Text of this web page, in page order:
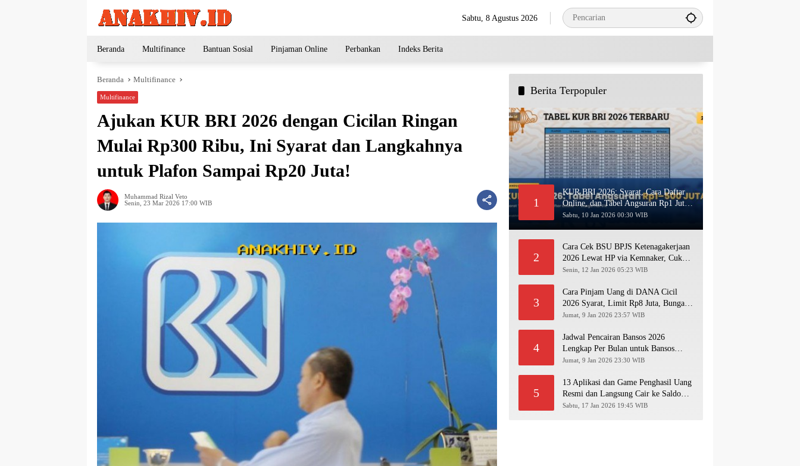
Sabtu, 8 Agustus 2026
Beranda Multifinance Bantuan Sosial Pinjaman Online Perbankan Indeks Berita
Beranda Multifinance
Multifinance
Ajukan KUR BRI 2026 dengan Cicilan Ringan
Mulai Rp300 Ribu, Ini Syarat dan Langkahnya
untuk Plafon Sampai Rp20 Juta!
Muhammad Rizal Veto
Senin, 23 Mar 2026 17:00 WIB
Berita Terpopuler
1
KUR BRI 2026: Syarat, Cara Daftar
Online, dan Tabel Angsuran Rp1 Juta–
500 Juta Terbaru
Sabtu, 10 Jan 2026 00:30 WIB
2
Cara Cek BSU BPJS Ketenagakerjaan
2026 Lewat HP via Kemnaker, Cukup
Pakai NIK KTP!
Senin, 12 Jan 2026 05:23 WIB
3
Cara Pinjam Uang di DANA Cicil
2026 Syarat, Limit Rp8 Juta, Bunga &
Langkah Pengajuan Lengkap
Jumat, 9 Jan 2026 23:57 WIB
4
Jadwal Pencairan Bansos 2026
Lengkap Per Bulan untuk Bansos
PKH, BPNT, PIP, BLT Kesra
Jumat, 9 Jan 2026 23:30 WIB
5
13 Aplikasi dan Game Penghasil Uang
Resmi dan Langsung Cair ke Saldo
Dana 2026
Sabtu, 17 Jan 2026 19:45 WIB